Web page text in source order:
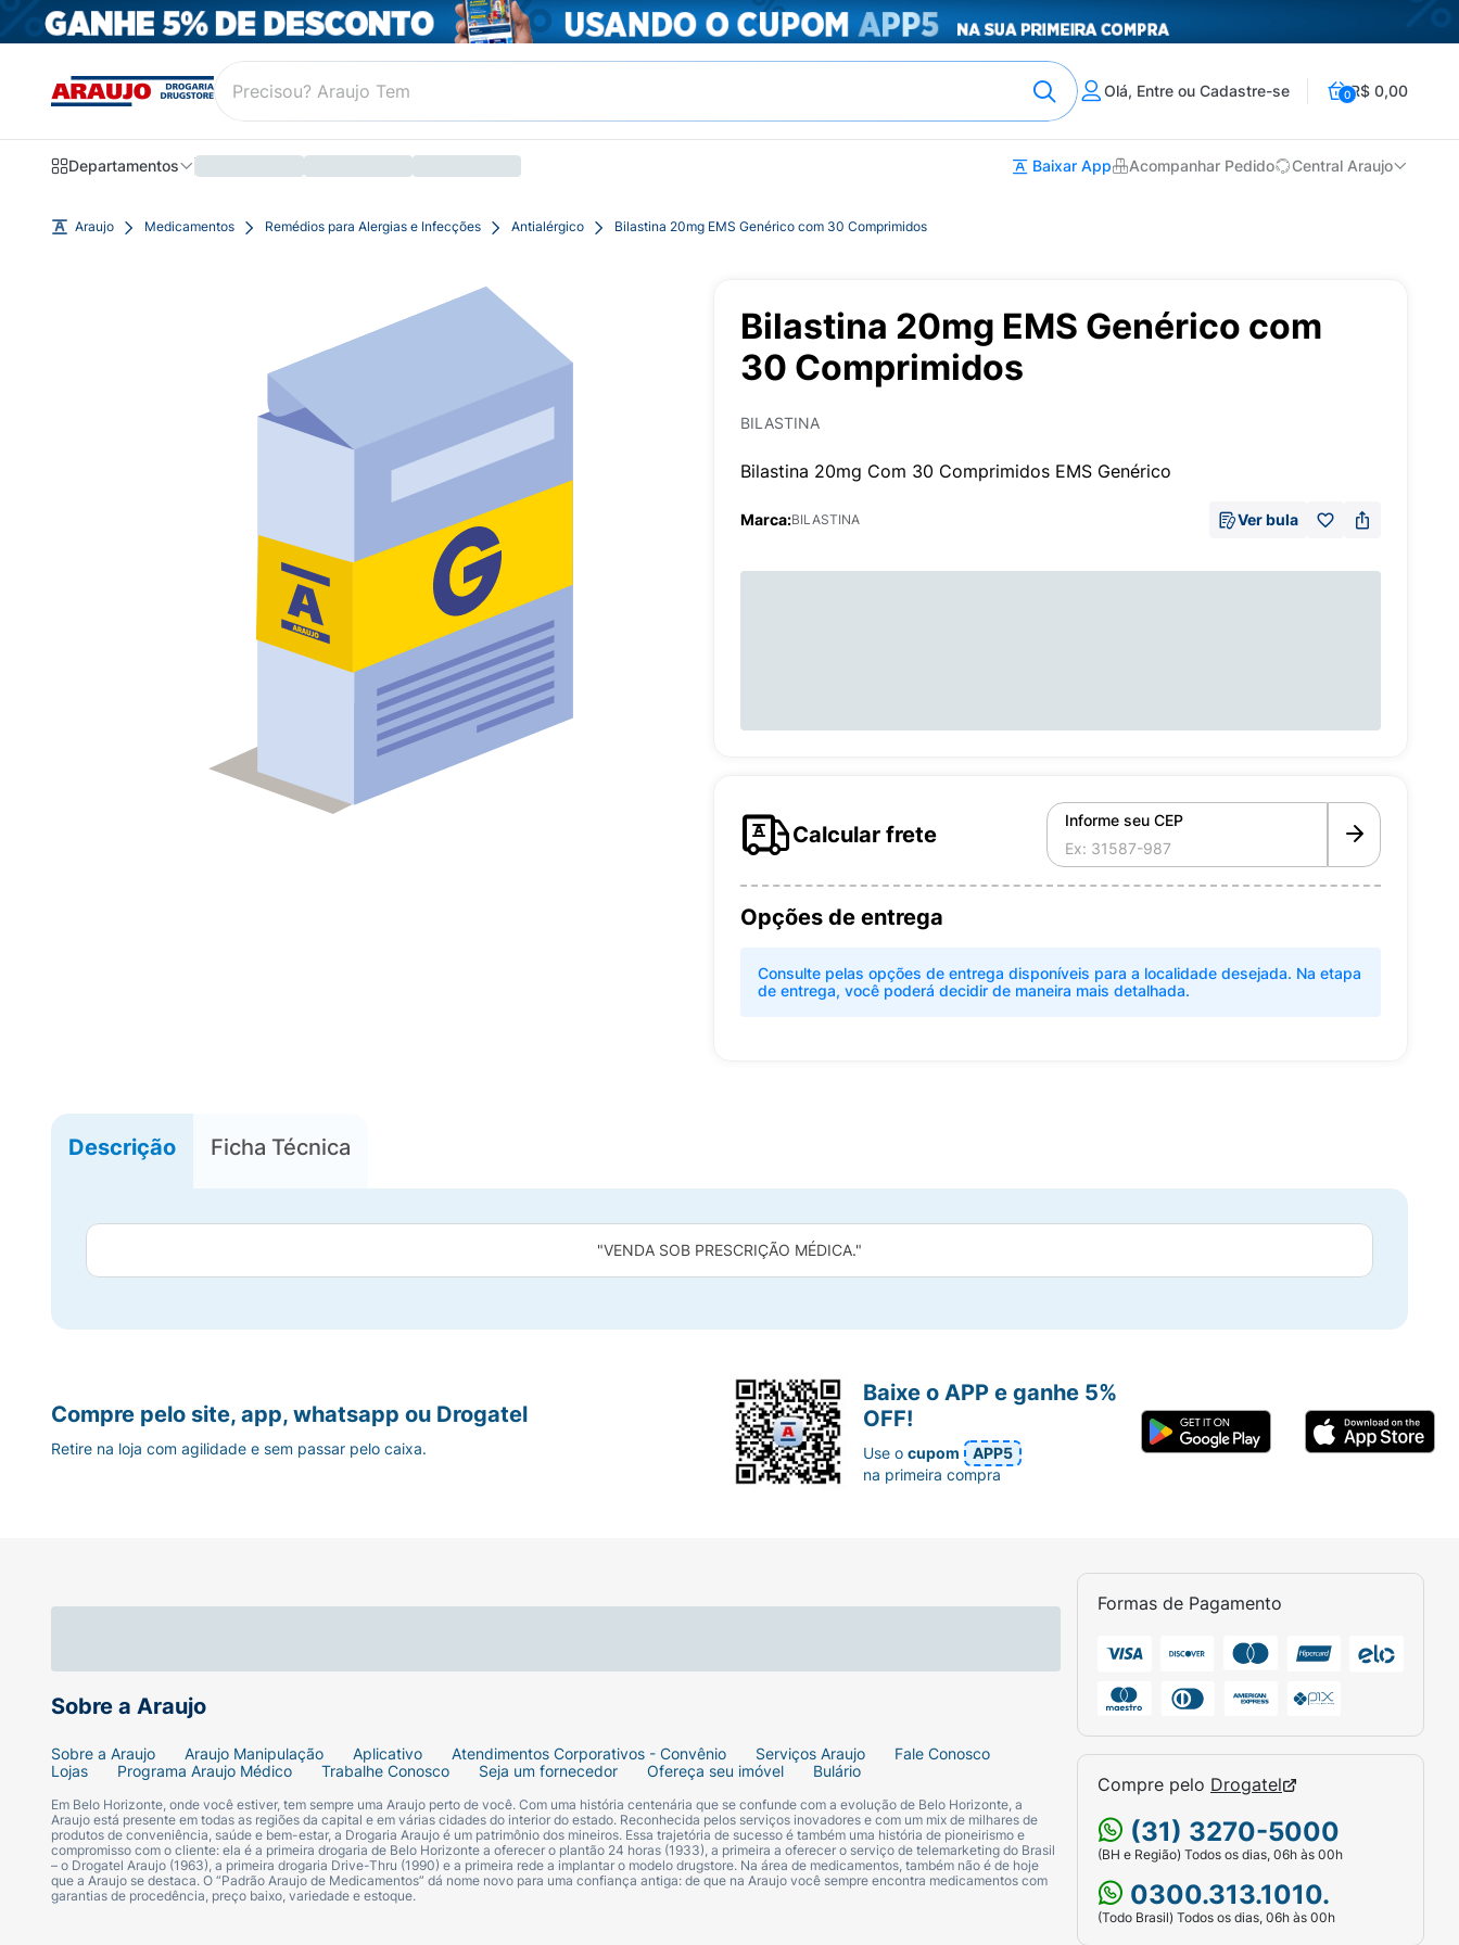
Olá, Entre ou Cadastre-se 0R$ 0,00
Departamentos Baixar App Acompanhar Pedido Central Araujo
Araujo Medicamentos Remédios para Alergias e Infecções Antialérgico Bilastina 20mg EMS Genérico com 30 Comprimidos
Bilastina 20mg EMS Genérico com
30 Comprimidos
BILASTINA
Bilastina 20mg Com 30 Comprimidos EMS Genérico
Marca:BILASTINA Ver bula
Calcular frete
Informe seu CEP
Opções de entrega
Consulte pelas opções de entrega disponíveis para a localidade desejada. Na etapa
de entrega, você poderá decidir de maneira mais detalhada.
Descrição Ficha Técnica
"VENDA SOB PRESCRIÇÃO MÉDICA."
Sobre a Araujo
Sobre a Araujo Araujo Manipulação Aplicativo Atendimentos Corporativos - Convênio Serviços Araujo
Fale Conosco
Lojas
Programa Araujo Médico Trabalhe Conosco Seja um fornecedor Ofereça seu imóvel Bulário
Em Belo Horizonte, onde você estiver, tem sempre uma Araujo perto de você. Com uma história centenária que se confunde com a evolução de Belo Horizonte, a
Araujo está presente em todas as regiões da capital e em várias cidades do interior do estado. Reconhecida pelos serviços inovadores e com um mix de milhares de
produtos de conveniência, saúde e bem-estar, a Drogaria Araujo é um patrimônio dos mineiros. Essa trajetória de sucesso é também uma história de pioneirismo e
compromisso com o cliente: ela é a primeira drogaria de Belo Horizonte a oferecer o plantão 24 horas (1933), a primeira a oferecer o serviço de telemarketing do Brasil
– o Drogatel Araujo (1963), a primeira drogaria Drive-Thru (1990) e a primeira rede a implantar o modelo drugstore. Na área de medicamentos, também não é de hoje
que a Araujo se destaca. O “Padrão Araujo de Medicamentos” dá nome novo para uma confiança antiga: de que na Araujo você sempre encontra medicamentos com
garantias de procedência, preço baixo, variedade e estoque.
Formas de Pagamento
Compre pelo Drogatel
(31) 3270-5000
(BH e Região) Todos os dias, 06h às 00h
0300.313.1010.
(Todo Brasil) Todos os dias, 06h às 00h
Compre pelo site, app, whatsapp ou Drogatel
Retire na loja com agilidade e sem passar pelo caixa.
Baixe o APP e ganhe 5%
OFF!
Use ocupom
APP5
na primeira compra